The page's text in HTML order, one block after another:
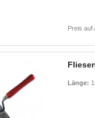
Preis auf
Länge: